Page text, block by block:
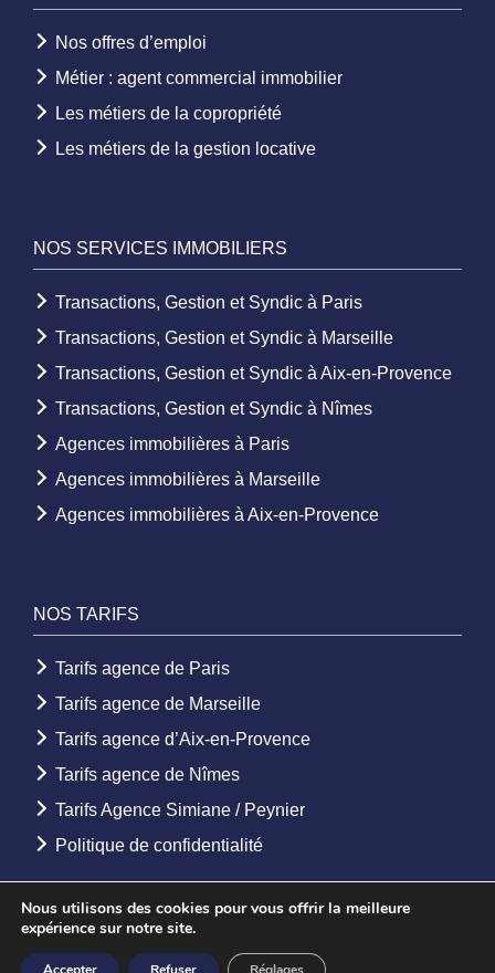
Nos offres d’emploi
Métier : agent commercial immobilier
Les métiers de la copropriété
Les métiers de la gestion locative
NOS SERVICES IMMOBILIERS
Transactions, Gestion et Syndic à Paris
Transactions, Gestion et Syndic à Marseille
Transactions, Gestion et Syndic à Aix-en-Provence
Transactions, Gestion et Syndic à Nîmes
Agences immobilières à Paris
Agences immobilières à Marseille
Agences immobilières à Aix-en-Provence
NOS TARIFS
Tarifs agence de Paris
Tarifs agence de Marseille
Tarifs agence d’Aix-en-Provence
Tarifs agence de Nîmes
Tarifs Agence Simiane / Peynier
Politique de confidentialité
Nous utilisons des cookies pour vous offrir la meilleure
expérience sur notre site.